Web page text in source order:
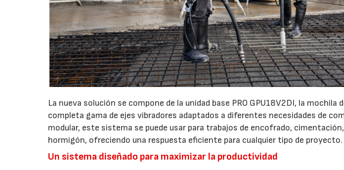
La nueva solución se compone de la unidad base PRO GPU18V2DI, la mochila
completa gama de ejes vibradores adaptados a diferentes necesidades de
modular, este sistema se puede usar para trabajos de encofrado,
hormigón, ofreciendo una respuesta eficiente para cualquier tipo de proyecto.
Un sistema diseñado para maximizar la productividad